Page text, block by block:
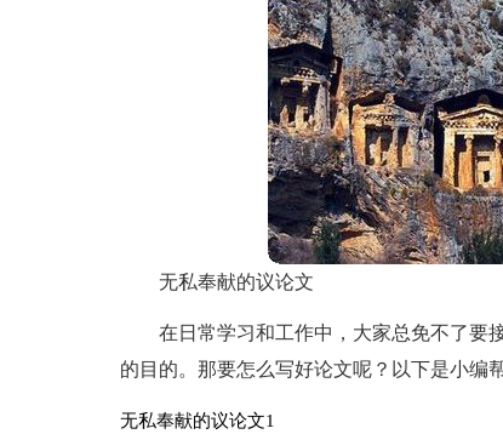
无私奉献的议论文
在日常学习和工作中，大家总免不了要
的目的。那要怎么写好论文呢？以下是小编
无私奉献的议论文1